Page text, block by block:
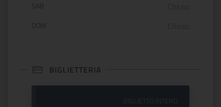
SAB
DOM
BIGLIETTERIA